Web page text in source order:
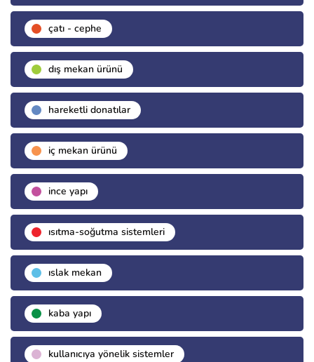
çatı - cephe
dış mekan ürünü
hareketli donatılar
i̇ç mekan ürünü
i̇nce yapı
isıtma-soğutma sistemleri
islak mekan
kaba yapı
kullanıcıya yönelik sistemler